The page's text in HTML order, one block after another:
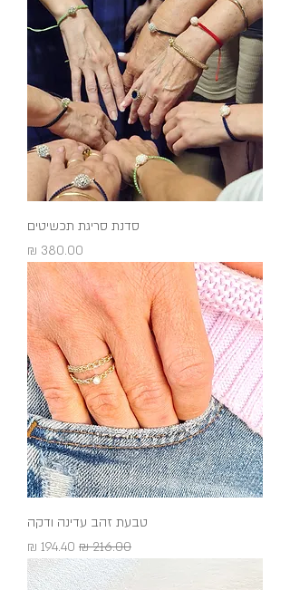
סדנת סריגת תכשיטים
מחיר
טבעת זהב עדינה ודקה
מחיר רגיל מחיר מבצע